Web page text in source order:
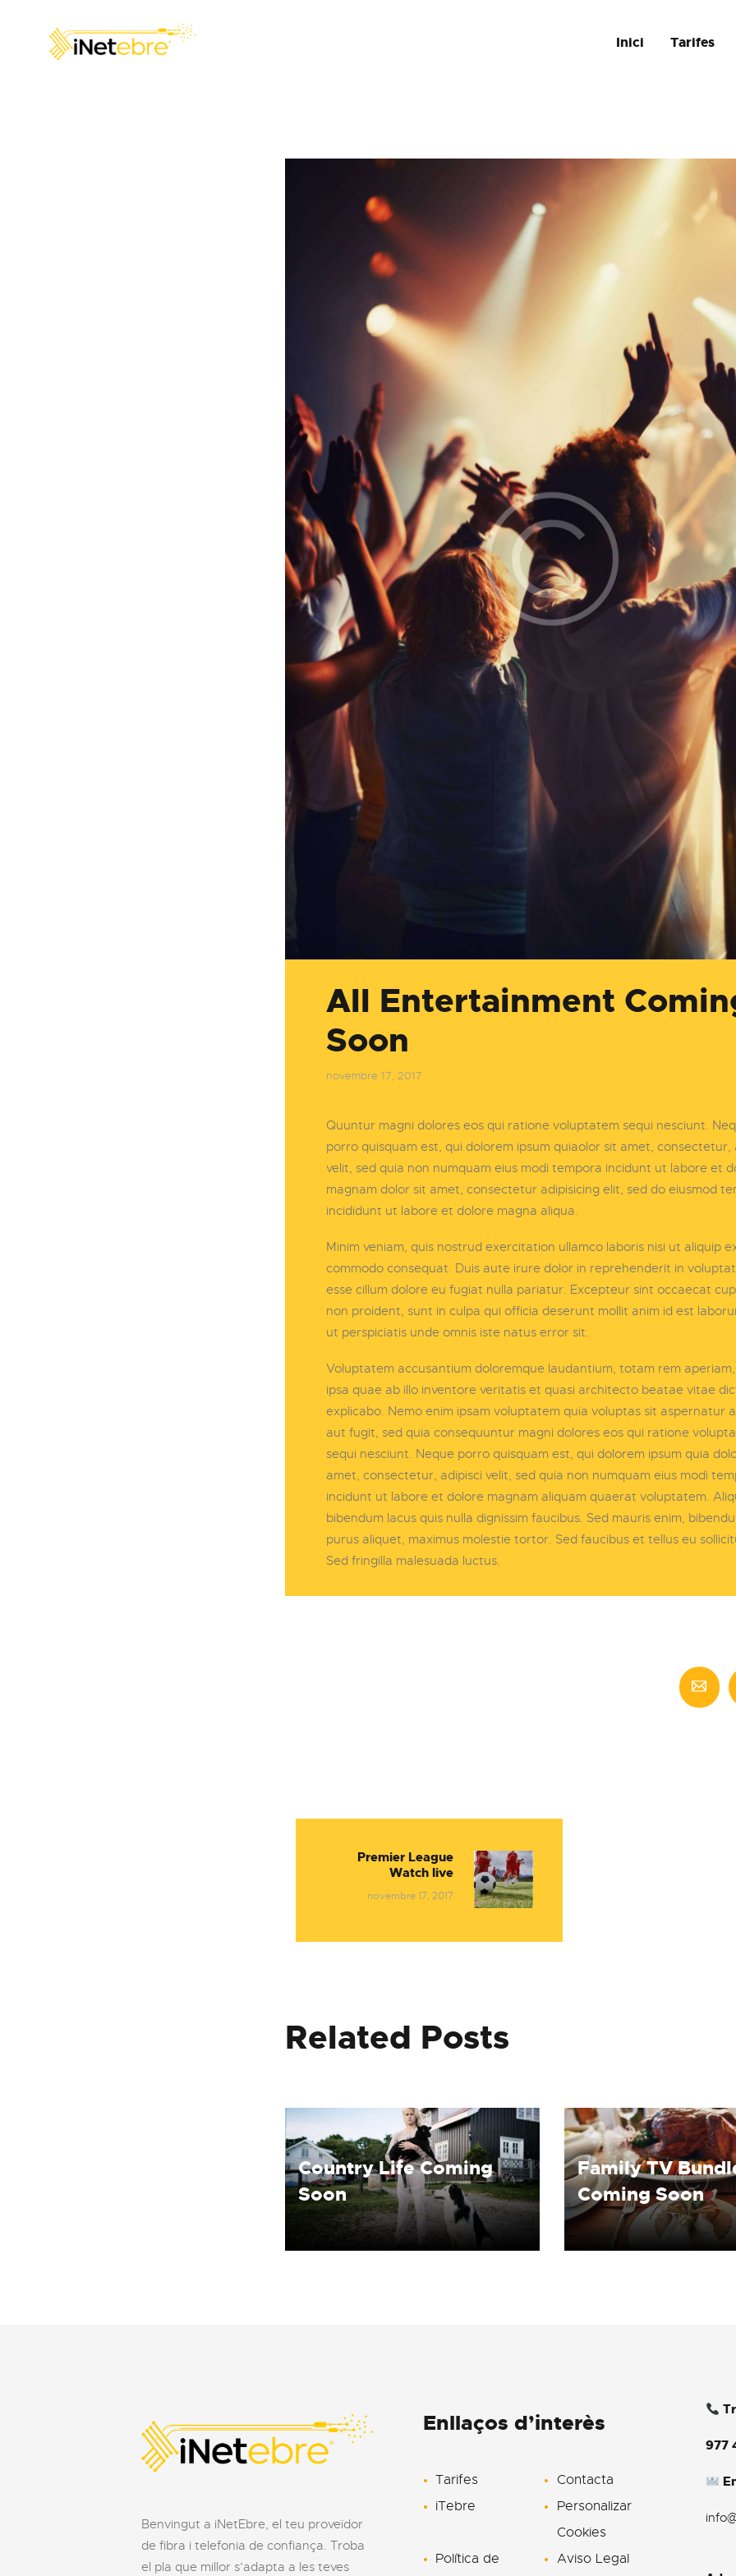
Inici Tarifes
All Entertainment
Soon
novembre 17, 2017
Quuntur magni dolores eos qui ratione voluptatem sequi nesciunt.
porro quisquam est, qui dolorem ipsum quiaolor sit amet, consectetur,
velit, sed quia non numquam eius modi tempora incidunt ut labore et
magnam dolor sit amet, consectetur adipisicing elit, sed do eiusmod
incididunt ut labore et dolore magna aliqua.
Minim veniam, quis nostrud exercitation ullamco laboris nisi ut aliquip
commodo consequat. Duis aute irure dolor in reprehenderit in
esse cillum dolore eu fugiat nulla pariatur. Excepteur sint occaecat
non proident, sunt in culpa qui officia deserunt mollit anim id est
ut perspiciatis unde omnis iste natus error sit.
Voluptatem accusantium doloremque laudantium, totam rem
ipsa quae ab illo inventore veritatis et quasi architecto beatae vitae
explicabo. Nemo enim ipsam voluptatem quia voluptas sit aspernatur
aut fugit, sed quia consequuntur magni dolores eos qui ratione
sequi nesciunt. Neque porro quisquam est, qui dolorem ipsum quia
amet, consectetur, adipisci velit, sed quia non numquam eius modi
incidunt ut labore et dolore magnam aliquam quaerat voluptatem.
bibendum lacus quis nulla dignissim faucibus. Sed mauris enim,
purus aliquet, maximus molestie tortor. Sed faucibus et tellus eu
Sed fringilla malesuada luctus.
Navegació
d'entrades
Next
post:
Premier League
Watch live
novembre 17, 2017
Related Posts
Country Life Coming
Soon
Family TV
Coming Soon
Benvingut a iNetEbre, el teu proveïdor
de fibra i telefonia de confiança. Troba
el pla que millor s’adapta a les teves
Enllaços d’interès
Tarifes
Contacta
iTebre
Personalizar
Cookies
Política de
Aviso Legal
977